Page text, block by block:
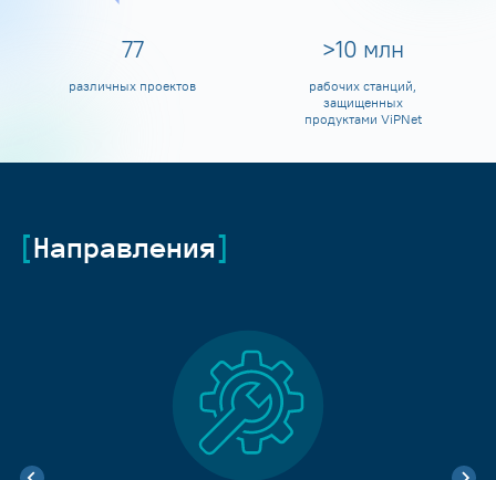
80
различных проектов
>10 млн
рабочих станций,
защищенных
продуктами ViPNet
Направления